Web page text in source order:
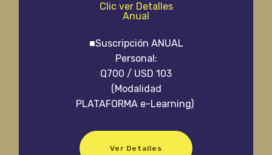
Clic ver Detalles
Anual
■Suscripción ANUAL
Personal:
Q700 / USD 103
(Modalidad
PLATAFORMA e-Learning)
Ver Detalles